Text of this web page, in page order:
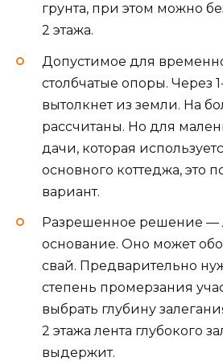
грунта, при этом можно
2 этажа.
Допустимое для
столбчатые опоры. Через
вытолкнет из земли. На
рассчитаны. Но для
дачи, которая
основного коттеджа, это
вариант.
Разрешенное решение —
основание. Оно может
свай. Предварительно
степень промерзания
выбрать глубину
2 этажа лента глубокого
выдержит.